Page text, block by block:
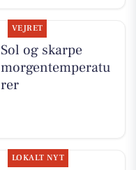
VEJRET
Sol og skarpe
morgentemperatu
rer
LOKALT NYT